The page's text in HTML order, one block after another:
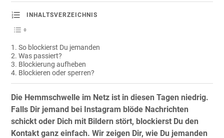
INHALTSVERZEICHNIS
So blockierst Du jemanden
Was passiert?
Blockierung aufheben
Blockieren oder sperren?
Die Hemmschwelle im Netz ist in diesen Tagen niedrig.
Falls Dir jemand bei Instagram blöde Nachrichten
schickt oder Dich mit Bildern stört, blockierst Du den
Kontakt ganz einfach. Wir zeigen Dir, wie Du jemanden